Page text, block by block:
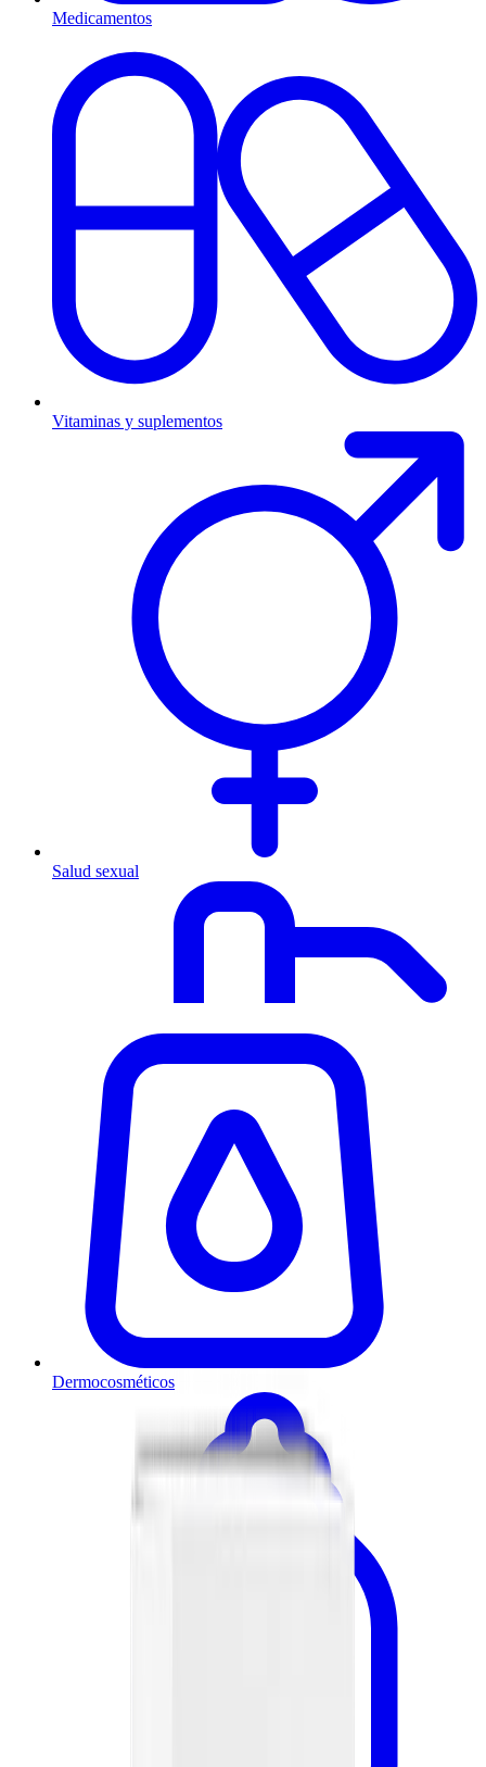
Medicamentos
Vitaminas y suplementos
Salud sexual
Dermocosméticos